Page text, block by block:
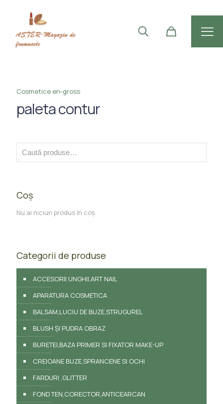
Cosmetice en-gross
paleta contur
Coș
Nu ai niciun produs în coș.
Categorii de produse
ACCESORII UNGHII,ART NAIL
APARATURA COSMETICA
BALSAM,LUCIU DE BUZE,STRUGUREL
BLUSH ȘI PUDRA OBRAZ
BURETEI,BAZA PRIMER SI FIXATOR MAKE-UP
CREIOANE BUZE,SPRANCENE SI OCHI
FARDURI ,GLITTER
FOND TEN,CORECTOR,ANTICEARCAN